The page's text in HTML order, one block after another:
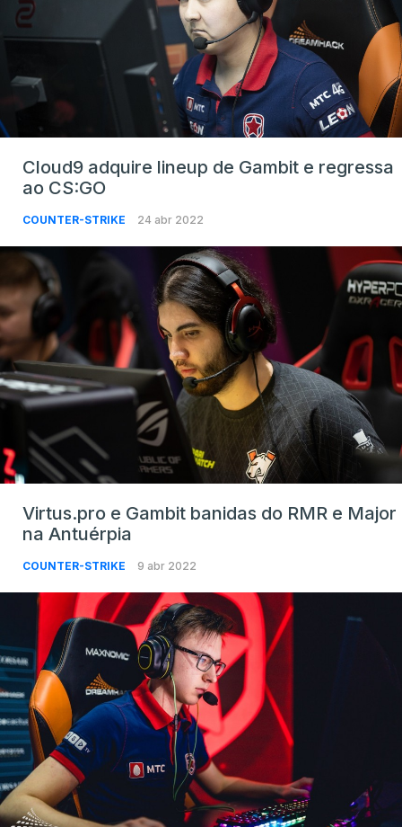
Cloud9 adquire lineup de Gambit e regressa
ao CS:GO
COUNTER-STRIKE 24 abr 2022
Virtus.pro e Gambit banidas do RMR e Major
na Antuérpia
COUNTER-STRIKE 9 abr 2022